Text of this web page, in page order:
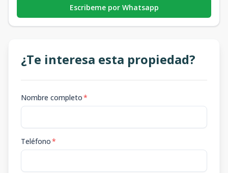
Escribeme por Whatsapp
¿Te interesa esta propiedad?
Nombre completo*
Teléfono*